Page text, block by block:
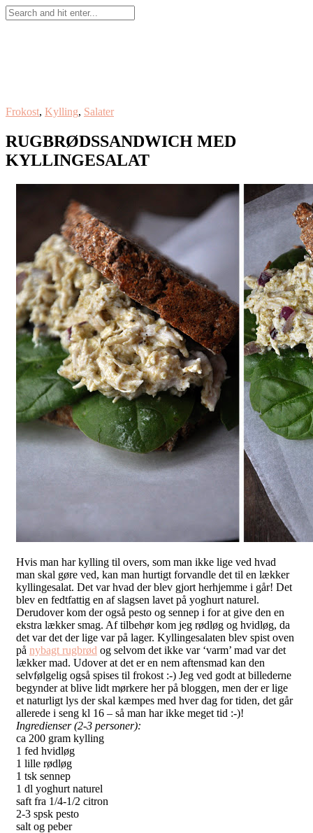
Frokost, Kylling, Salater
RUGBRØDSSANDWICH MED
KYLLINGESALAT
Hvis man har kylling til overs, som man ikke lige ved hvad
man skal gøre ved, kan man hurtigt forvandle det til en lækker
kyllingesalat. Det var hvad der blev gjort herhjemme i går! Det
blev en fedtfattig en af slagsen lavet på yoghurt naturel.
Derudover kom der også pesto og sennep i for at give den en
ekstra lækker smag. Af tilbehør kom jeg rødløg og hvidløg, da
det var det der lige var på lager. Kyllingesalaten blev spist oven
på nybagt rugbrød og selvom det ikke var ‘varm’ mad var det
lækker mad. Udover at det er en nem aftensmad kan den
selvfølgelig også spises til frokost :-) Jeg ved godt at billederne
begynder at blive lidt mørkere her på bloggen, men der er lige
et naturligt lys der skal kæmpes med hver dag for tiden, det går
allerede i seng kl 16 – så man har ikke meget tid :-)!
Ingredienser (2-3 personer):
ca 200 gram kylling
1 fed hvidløg
1 lille rødløg
1 tsk sennep
1 dl yoghurt naturel
saft fra 1/4-1/2 citron
2-3 spsk pesto
salt og peber